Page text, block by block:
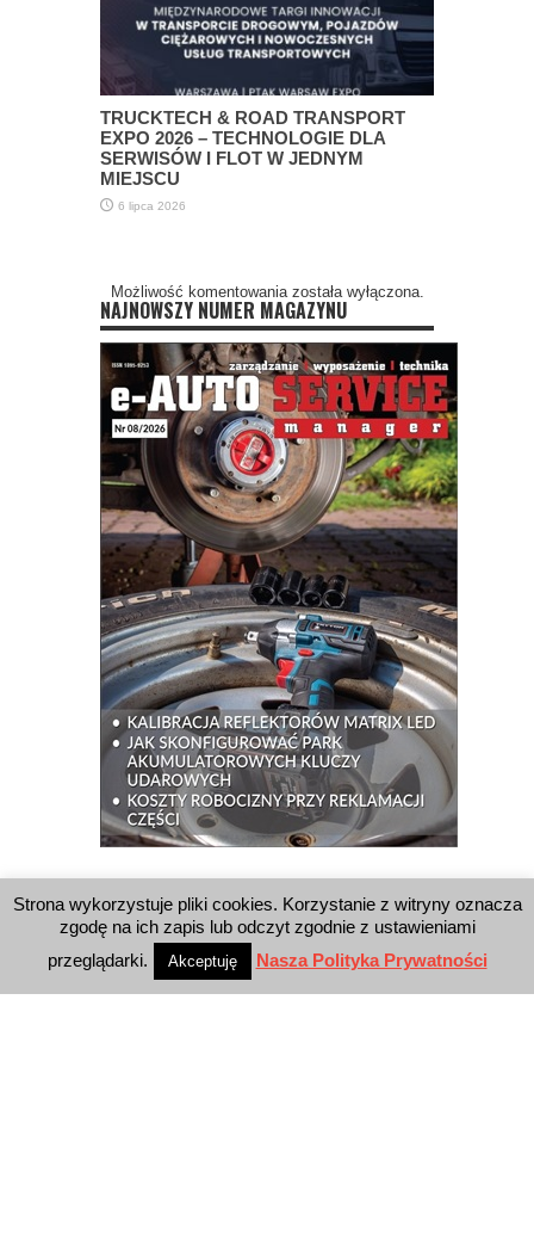
TRUCKTECH & ROAD TRANSPORT
EXPO 2026 – TECHNOLOGIE DLA
SERWISÓW I FLOT W JEDNYM
MIEJSCU
6 lipca 2026
Możliwość komentowania została wyłączona.
NAJNOWSZY NUMER MAGAZYNU
WYSZUKIWARKA
Strona wykorzystuje pliki cookies. Korzystanie z witryny oznacza
zgodę na ich zapis lub odczyt zgodnie z ustawieniami
przeglądarki.
Akceptuję Nasza Polityka Prywatności